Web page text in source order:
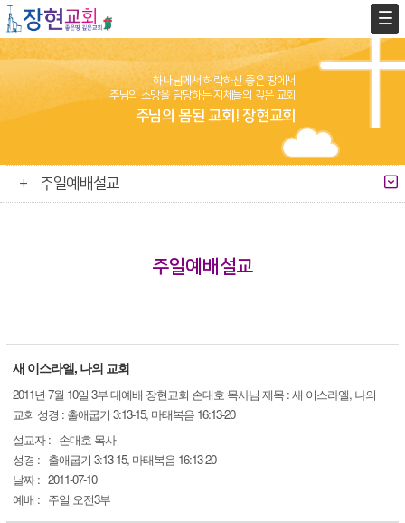
하나님께서 허락하신 좋은 땅에서
주님의 소망을 담당하는 지체들의 깊은 교회
주님의 몸된 교회! 장현교회
주일예배설교
주일예배설교
새 이스라엘, 나의 교회
2011년 7월 10일 3부 대예배 장현교회 손대호 목사님 제목 : 새 이스라엘, 나의
교회 성경 : 출애굽기 3:13-15, 마태복음 16:13-20
설교자 : 손대호 목사
성경 : 출애굽기 3:13-15, 마태복음 16:13-20
날짜 : 2011-07-10
예배 : 주일 오전3부